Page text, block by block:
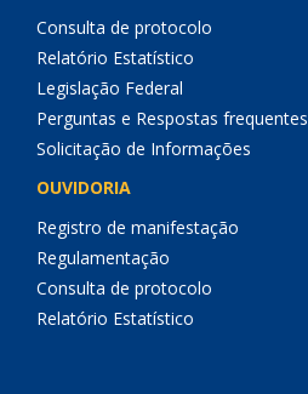
Consulta de protocolo
Relatório Estatístico
Legislação Federal
Perguntas e Respostas frequentes
Solicitação de Informações
OUVIDORIA
Registro de manifestação
Regulamentação
Consulta de protocolo
Relatório Estatístico